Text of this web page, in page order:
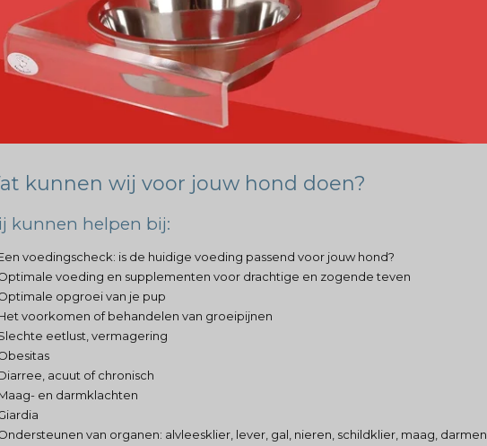
kunnen wij voor jouw hond doen?
kunnen helpen bij:
voedingscheck: is de huidige voeding passend voor jouw hond?
voeding en supplementen voor drachtige en zogende teven
opgroei van je pup
voorkomen of behandelen van groeipijnen
eetlust, vermagering
acuut of chronisch
en darmklachten
van organen: alvleesklier, lever, gal, nieren, schildklier, maag, darmen